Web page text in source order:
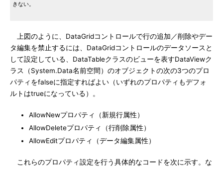
きない。
上図のように、DataGridコントロールで行の追加／削除やデー
タ編集を禁止するには、DataGridコントロールのデータソースと
して設定している、DataTableクラスのビューを表すDataViewク
ラス（System.Data名前空間）のオブジェクトの次の3つのプロ
パティをfalseに指定すればよい（いずれのプロパティもデフォ
ルトはtrueになっている）。
AllowNewプロパティ（新規行属性）
AllowDeleteプロパティ（行削除属性）
AllowEditプロパティ（データ編集属性）
これらのプロパティ設定を行う具体的なコードを次に示す。な